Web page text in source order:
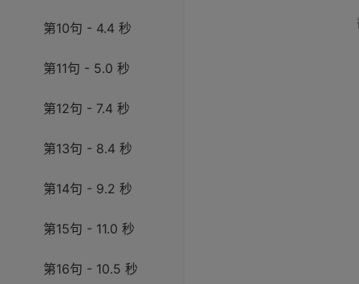
第10句 - 4.4 秒
第11句 - 5.0 秒
第12句 - 7.4 秒
第13句 - 8.4 秒
第14句 - 9.2 秒
第15句 - 11.0 秒
第16句 - 10.5 秒